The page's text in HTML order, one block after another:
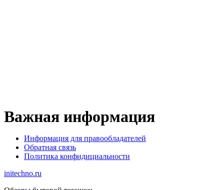
Важная информация
Информация для правообладателей
Обратная связь
Политика конфидициальности
initechno.ru